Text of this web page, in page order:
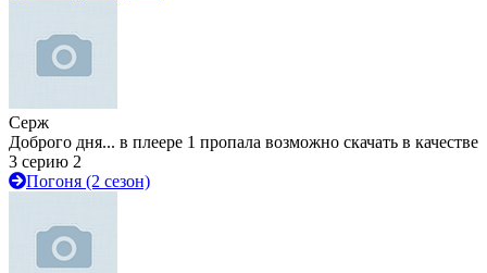
Серж
Доброго дня... в плеере 1 пропала возможно скачать в качестве
3 серию 2
Погоня (2 сезон)